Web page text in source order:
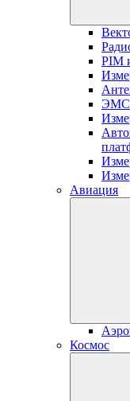
PIM
ЭМС
Авиация
Космос